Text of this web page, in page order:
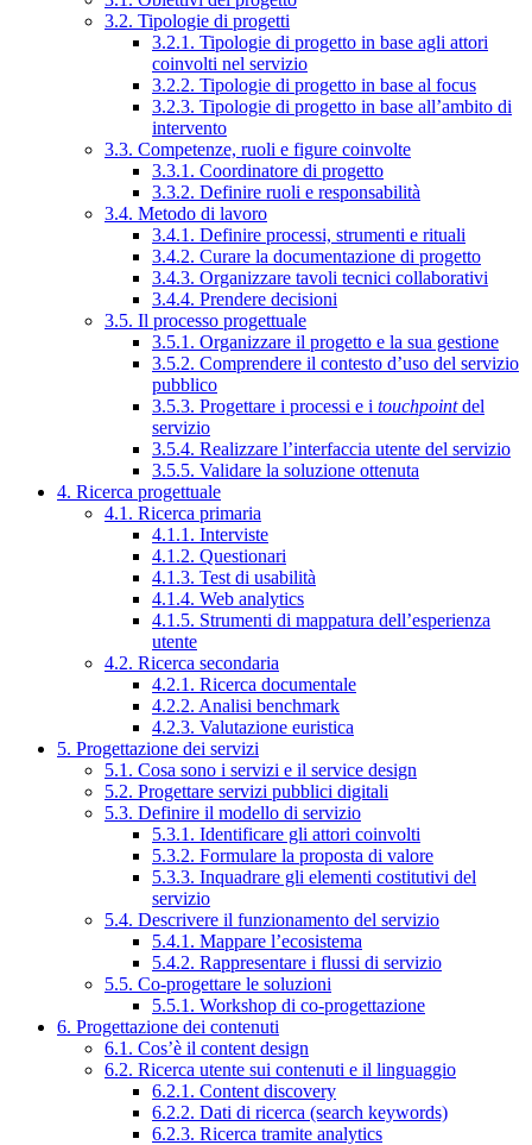
3.2. Tipologie di progetti
3.2.1. Tipologie di progetto in base agli attori
coinvolti nel servizio
3.2.2. Tipologie di progetto in base al focus
3.2.3. Tipologie di progetto in base all’ambito di
intervento
3.3. Competenze, ruoli e figure coinvolte
3.3.1. Coordinatore di progetto
3.3.2. Definire ruoli e responsabilità
3.4. Metodo di lavoro
3.4.1. Definire processi, strumenti e rituali
3.4.2. Curare la documentazione di progetto
3.4.3. Organizzare tavoli tecnici collaborativi
3.4.4. Prendere decisioni
3.5. Il processo progettuale
3.5.1. Organizzare il progetto e la sua gestione
3.5.2. Comprendere il contesto d’uso del servizio
pubblico
3.5.3. Progettare i processi e i touchpointdel
servizio
3.5.4. Realizzare l’interfaccia utente del servizio
3.5.5. Validare la soluzione ottenuta
4. Ricerca progettuale
4.1. Ricerca primaria
4.1.1. Interviste
4.1.2. Questionari
4.1.3. Test di usabilità
4.1.4. Web analytics
4.1.5. Strumenti di mappatura dell’esperienza
utente
4.2. Ricerca secondaria
4.2.1. Ricerca documentale
4.2.2. Analisi benchmark
4.2.3. Valutazione euristica
5. Progettazione dei servizi
5.1. Cosa sono i servizi e il service design
5.2. Progettare servizi pubblici digitali
5.3. Definire il modello di servizio
5.3.1. Identificare gli attori coinvolti
5.3.2. Formulare la proposta di valore
5.3.3. Inquadrare gli elementi costitutivi del
servizio
5.4. Descrivere il funzionamento del servizio
5.4.1. Mappare l’ecosistema
5.4.2. Rappresentare i flussi di servizio
5.5. Co-progettare le soluzioni
5.5.1. Workshop di co-progettazione
6. Progettazione dei contenuti
6.1. Cos’è il content design
6.2. Ricerca utente sui contenuti e il linguaggio
6.2.1. Content discovery
6.2.2. Dati di ricerca (search keywords)
6.2.3. Ricerca tramite analytics